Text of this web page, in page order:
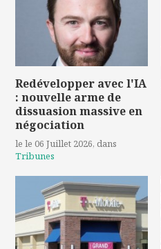
Redévelopper avec l'IA
: nouvelle arme de
dissuasion massive en
négociation
le le 06 Juillet 2026, dans
Tribunes